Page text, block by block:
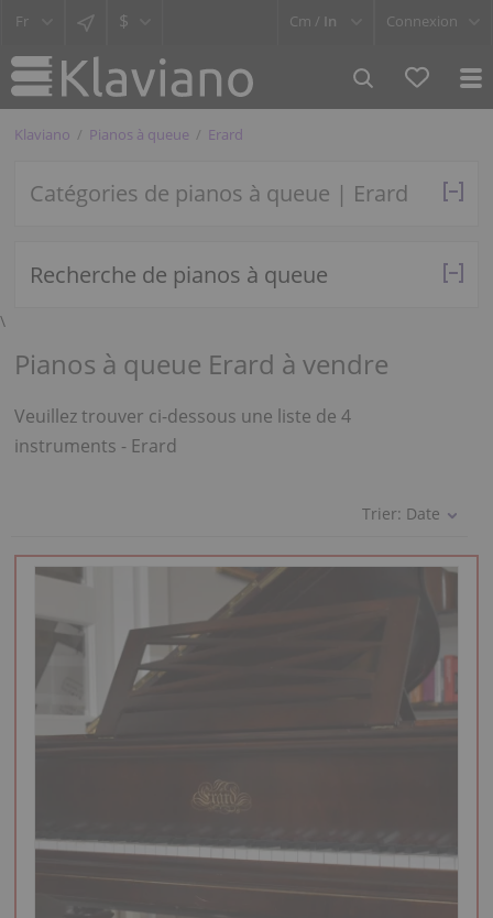
$ Cm / In Connexion
Klaviano Pianos à queue Erard
Catégories de pianos à queue | Erard
Recherche de pianos à queue
\
Pianos à queue Erard à vendre
Veuillez trouver ci-dessous une liste de 4
instruments - Erard
Trier: Date